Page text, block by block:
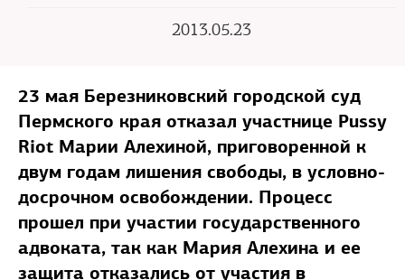
2013.05.23
23 мая Березниковский городской суд
Пермского края отказал участнице Pussy
Riot Марии Алехиной, приговоренной к
двум годам лишения свободы, в условно-
досрочном освобождении. Процесс
прошел при участии государственного
адвоката, так как Мария Алехина и ее
защита отказались от участия в